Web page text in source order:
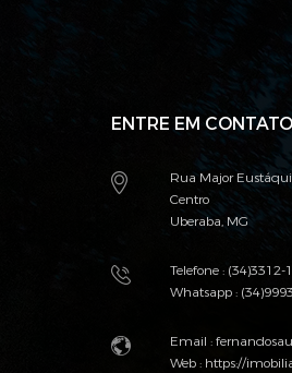
ENTRE EM CONTATO
Rua Major
Centro
Uberaba, MG
Telefone : (34)3312-
Whatsapp :
Email :
Web : https://